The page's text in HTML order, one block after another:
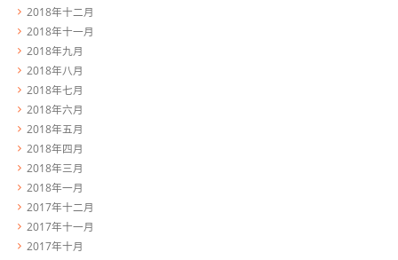
2018年十二月
2018年十一月
2018年九月
2018年八月
2018年七月
2018年六月
2018年五月
2018年四月
2018年三月
2018年一月
2017年十二月
2017年十一月
2017年十月